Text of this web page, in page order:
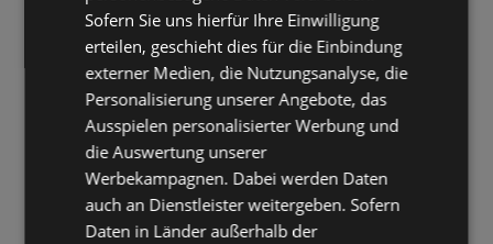
ENTFERNUNG:
432,88 km
Jetzt geöffnet
Montag - Donnerstag
08:30-12:30 Uhr
14:00-
18:00 Uhr
Freitag
08:30
Samstag
08:30-13:00 Uhr
13:30-17:00 Uhr
Sofern Sie uns hierfür Ihre Einwilligung
erteilen, geschieht dies für die Einbindung
externer Medien, die Nutzungsanalyse, die
Personalisierung unserer Angebote, das
Ausspielen personalisierter Werbung und
die Auswertung unserer
Werbekampagnen. Dabei werden Daten
auch an Dienstleister weitergeben. Sofern
Daten in Länder außerhalb der